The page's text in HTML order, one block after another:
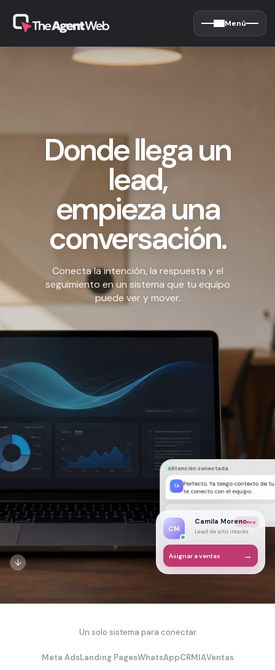
Menú
Donde llega un
lead,
empieza una
conversación.
Conecta la intención, la respuesta y el
seguimiento en un sistema que tu equipo
puede ver y mover.
Atención conectada
TA Perfecto. Ya tengo contexto de
te conecto con el equipo.
Escribe una respuesta...
CM
Camila Moreno
Lead de alto interés
Nuevo
Asignar a ventas →
↓
Un solo sistema para conectar
Meta AdsLanding PagesWhatsAppCRMIAVentas